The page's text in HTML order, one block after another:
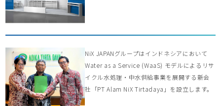
NiX JAPANグループはインドネシアにおいて
Water as a Service (WaaS) モデルによるリサ
イクル水処理・中水供給事業を展開する新会
社「PT Alam NiX Tirtadaya」を設立します。